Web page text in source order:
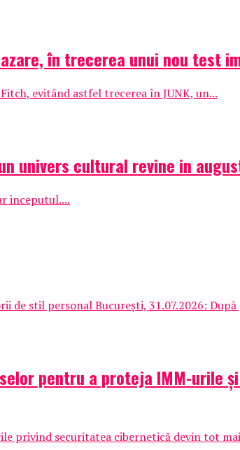
în trecerea unui nou test
evitând astfel trecerea în JUNK, un...
univers cultural revine in
inceputul....
de stil personal București, 31.07.2026: După
pentru a proteja IMM-urile
privind securitatea cibernetică devin tot